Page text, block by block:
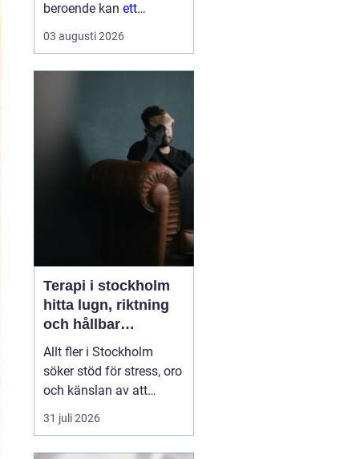
beroende kan ett
Behandlingshem bli
trygga punkt som
bara om att få tak över
huvudet, utan om att få
skydd, professi...
03 augusti 2026
Terapi i stockholm
hitta lugn, riktning
och hållbar
förändring
Allt fler i Stockholm
söker stöd för stress, oro
och känslan av att
vardagen skenar. Många
har testat att vila mer,
31 juli 2026